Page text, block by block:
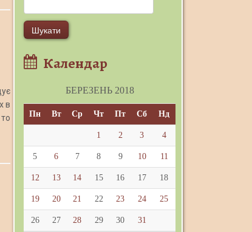
в
Календар
БЕРЕЗЕНЬ 2018
Пн Вт Ср Чт Пт Сб Нд
1 2 3 4
5 6 7 8 9 10 11
12 13 14 15 16 17 18
19 20 21 22 23 24 25
26 27 28 29 30 31